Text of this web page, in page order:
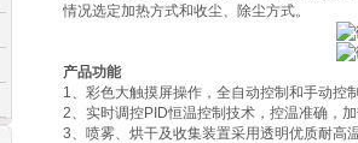
情况选定加热方式和收尘、除尘方式。
产品功能
1、彩色大触摸屏操作，全自动控制和手动控
2、实时调控PID恒温控制技术，控温准确，
3、喷雾、烘干及收集装置采用透明优质耐高